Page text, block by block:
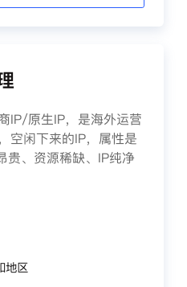
IP/原生IP，是海外运营
空闲下来的IP，属性是
贵、资源稀缺、IP纯净
地区